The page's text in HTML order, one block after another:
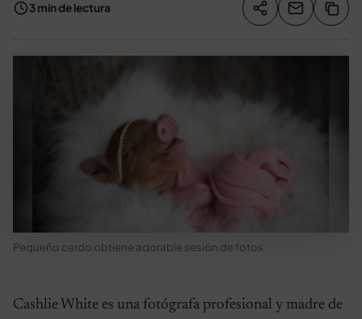
3 min de lectura Compartir
Pequeño cerdo obtiene adorable sesión de fotos
Cashlie White es una fotógrafa profesional y madre de